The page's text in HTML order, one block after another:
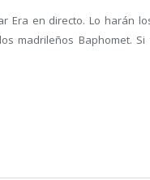
Era en directo. Lo harán
madrileños Baphomet.